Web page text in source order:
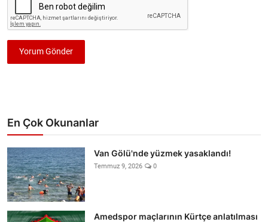
Yorum Gönder
En Çok Okunanlar
Van Gölü'nde yüzmek yasaklandı!
Temmuz 9, 2026 0
Amedspor maçlarının Kürtçe anlatılması